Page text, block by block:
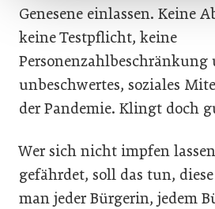
Genesene einlassen. Keine
keine Testpflicht, keine
Personenzahlbeschränkung
unbeschwertes, soziales
der Pandemie. Klingt doch
Wer sich nicht impfen
gefährdet, soll das tun,
man jeder Bürgerin, jedem